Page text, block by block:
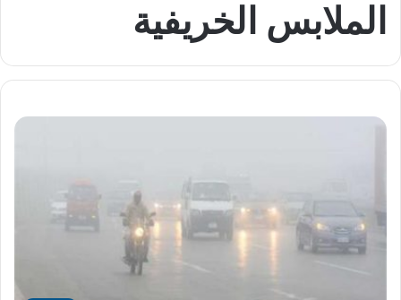
الملابس الخريفية